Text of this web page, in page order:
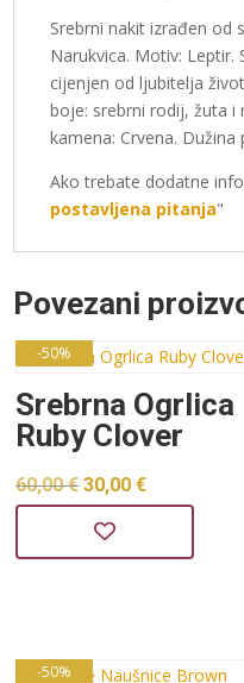
Srebrni nakit izrađen od
Narukvica. Motiv:
cijenjen od ljubitelja
boje: srebrni rodij, žuta i
kamena: Crvena.
Ako trebate dodatne
postavljena pitanja"
Povezani
-50%
Srebrna Ogrlica
Ruby Clover
60,00€ Izvorna
cijena
bila
30,00€
je:
-50%